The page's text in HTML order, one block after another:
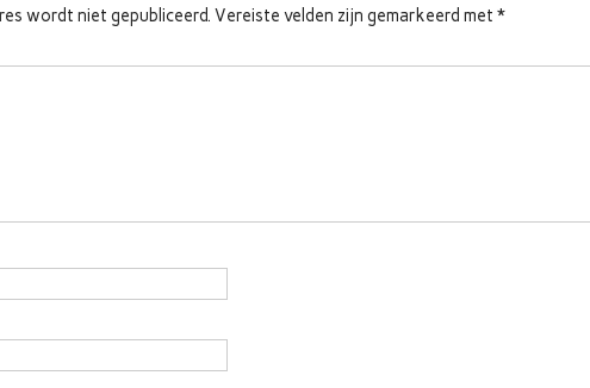
wordt niet gepubliceerd. Vereiste velden zijn gemarkeerd met *